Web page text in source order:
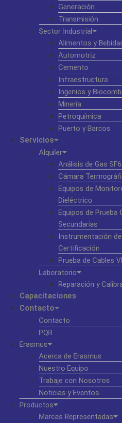
Generación
Transmisión
Sector Industrial
Alimentos y
Automotriz
Cemento
Infraestructura
Ingenios y
Minería
Petroquímica
Puerto y Barcos
Servicios
Alquiler
Análisis de Gas SF6
Cámara
Equipos de
Dieléctrico
Equipos de Prueba
Secundarias
Instrumentación
Certificación
Prueba de Cables
Laboratorio
Reparación y
Capacitaciones
Contacto
Contacto
PQR
Erasmus
Acerca de Erasmus
Nuestro Equipo
Trabaje con Nosotros
Noticias y Eventos
Productos
Marcas Representadas